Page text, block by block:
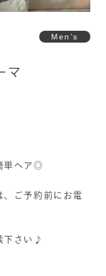
Men's
マ
単ヘア◎
、ご予約前にお電
下さい♪